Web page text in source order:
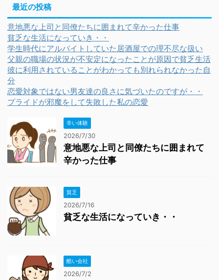
最近の投稿
意地悪な上司と同僚たちに囲まれて辛かった仕事
貧乏な生活になっていき・・
学生時代にアルバイトしていた居酒屋での理不尽な扱い
父親の職場の状況が不安定になったことが原因で貧乏生活
彼に利用されていることがわかっても別れられなかった自
分
恋愛対象ではない男友達の良さに気づいたのですが・・
プライドが邪魔をして失敗した私の恋愛
辛い体験
2026/7/30
意地悪な上司と同僚たちに囲まれて
辛かった仕事
貧乏
2026/7/16
貧乏な生活になっていき・・
酷い会社
2026/7/2